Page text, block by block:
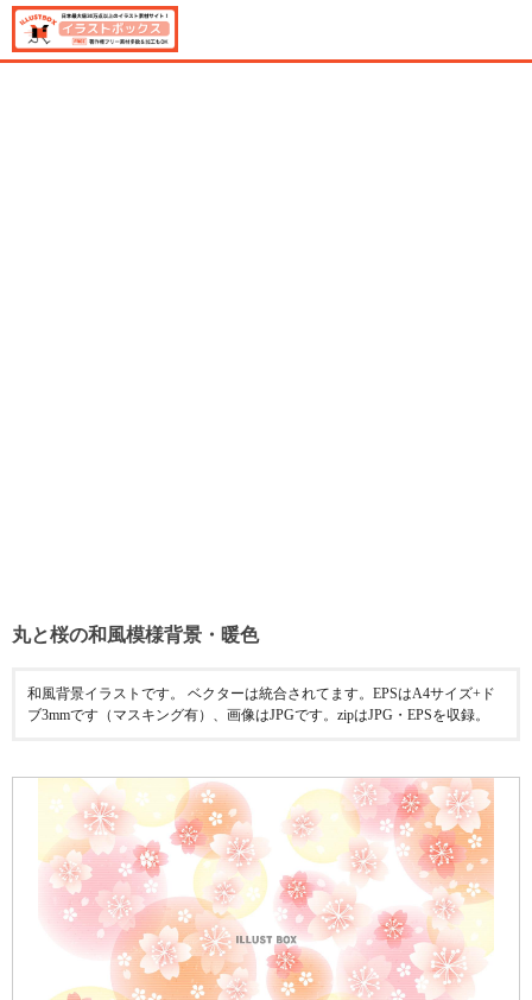
丸と桜の和風模様背景・暖色
和風背景イラストです。 ベクターは統合されてます。EPSはA4サイズ+ド
ブ3mmです（マスキング有）、画像はJPGです。zipはJPG・EPSを収録。